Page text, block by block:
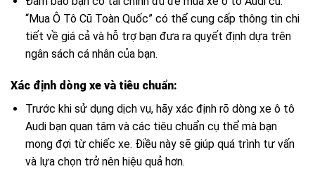
“Mua Ô Tô Cũ Toàn Quốc” có thể cung cấp thông tin chi
tiết về giá cả và hỗ trợ bạn đưa ra quyết định dựa trên
ngân sách cá nhân của bạn.
Xác định dòng xe và tiêu chuẩn:
Trước khi sử dụng dịch vụ, hãy xác định rõ dòng xe ô tô
Audi bạn quan tâm và các tiêu chuẩn cụ thể mà bạn
mong đợi từ chiếc xe. Điều này sẽ giúp quá trình tư vấn
và lựa chọn trở nên hiệu quả hơn.